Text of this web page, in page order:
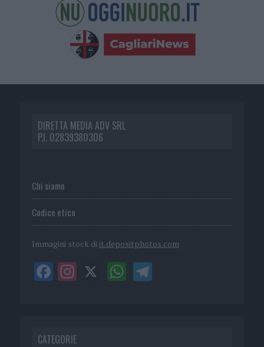
DIRETTA MEDIA ADV SRL
P.I. 02839380306
Chi siamo
Codice etico
Immagini stock di it.depositphotos.com
CATEGORIE